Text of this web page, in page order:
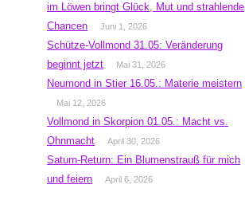
im Löwen bringt Glück, Mut und strahlende
Chancen
Juni 1, 2026
Schütze-Vollmond 31.05: Veränderung
beginnt jetzt
Mai 31, 2026
Neumond in Stier 16.05.: Materie meistern
Mai 12, 2026
Vollmond in Skorpion 01.05.: Macht vs.
Ohnmacht
April 30, 2026
Saturn-Return: Ein Blumenstrauß für mich
und feiern
April 6, 2026